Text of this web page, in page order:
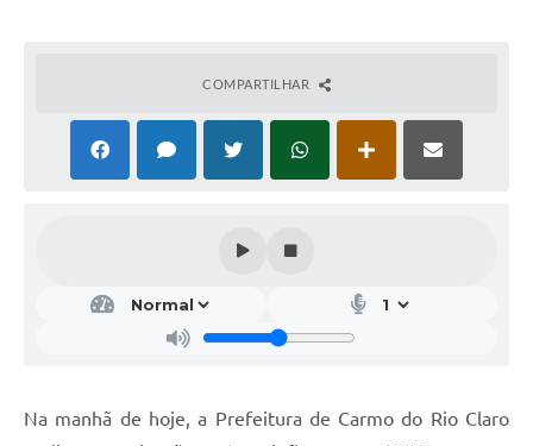
COMPARTILHAR
Na manhã de hoje, a Prefeitura de Carmo do Rio Claro